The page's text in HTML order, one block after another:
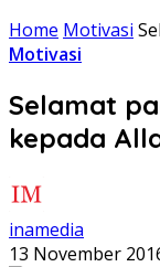
Home Motivasi
Motivasi
Selamat
kepada
inamedia
13 November